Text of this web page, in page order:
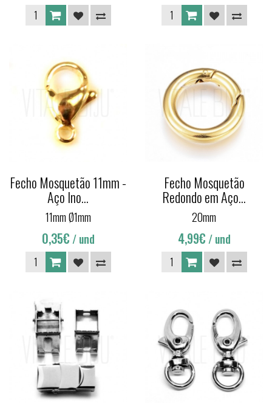
Fecho Mosquetão 11mm -
Aço Ino...
11mm Ø1mm
0,35€ / und
Fecho Mosquetão
Redondo em Aço...
20mm
4,99€ / und